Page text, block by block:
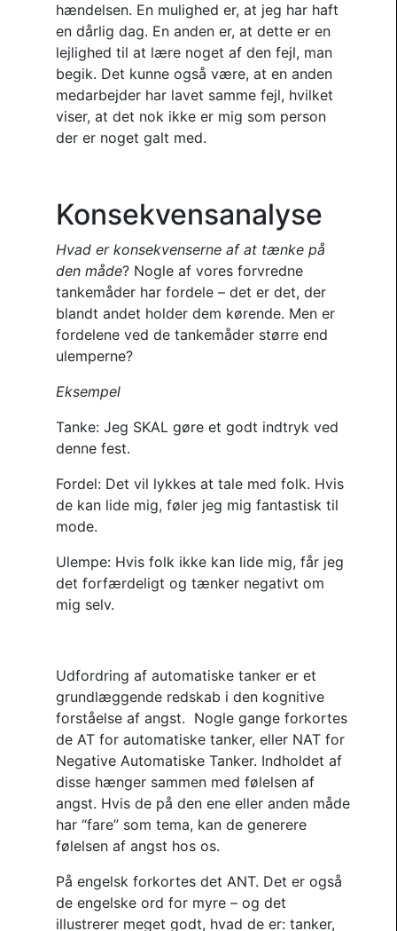
hændelsen. En mulighed er, at jeg har haft
en dårlig dag. En anden er, at dette er en
lejlighed til at lære noget af den fejl, man
begik. Det kunne også være, at en anden
medarbejder har lavet samme fejl, hvilket
viser, at det nok ikke er mig som person
der er noget galt med.
Konsekvensanalyse
Hvad er konsekvenserne af at tænke på
den måde? Nogle af vores forvredne
tankemåder har fordele – det er det, der
blandt andet holder dem kørende. Men er
fordelene ved de tankemåder større end
ulemperne?
Eksempel
Tanke: Jeg SKAL gøre et godt indtryk ved
denne fest.
Fordel: Det vil lykkes at tale med folk. Hvis
de kan lide mig, føler jeg mig fantastisk til
mode.
Ulempe: Hvis folk ikke kan lide mig, får jeg
det forfærdeligt og tænker negativt om
mig selv.
Udfordring af automatiske tanker er et
grundlæggende redskab i den kognitive
forståelse af angst. Nogle gange forkortes
de AT for automatiske tanker, eller NAT for
Negative Automatiske Tanker. Indholdet af
disse hænger sammen med følelsen af
angst. Hvis de på den ene eller anden måde
har “fare” som tema, kan de generere
følelsen af angst hos os.
På engelsk forkortes det ANT. Det er også
de engelske ord for myre – og det
illustrerer meget godt, hvad de er: tanker,